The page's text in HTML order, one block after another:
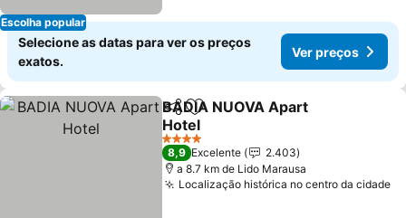
Escolha popular
Selecione as datas para ver os preços
exatos.
Ver preços
PartilharAdicionar aos favoritos
BADIA NUOVA Apart
Hotel
Ver preços
4 Estrelas
8,9 Excelente
2.403
a 8.7 km de Lido Marausa
Localização histórica no centro da cidade